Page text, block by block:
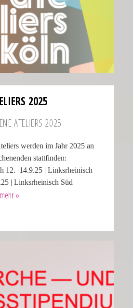
2025
ATELIERS 2025
werden im Jahr 2025 an
stattfinden:
12.–14.9.25 | Linksrheinisch
| Linksrheinisch Süd